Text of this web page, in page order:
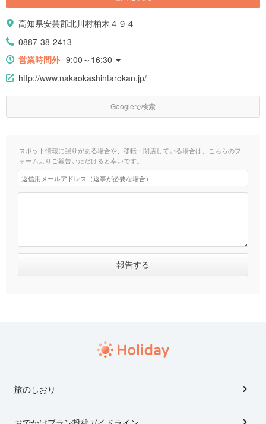
高知県安芸郡北川村柏木４９４
0887-38-2413
営業時間外 9:00～16:30
http://www.nakaokashintarokan.jp/
Googleで検索
スポット情報に誤りがある場合や、移転・閉店している場合は、こちらのフ
ォームよりご報告いただけると幸いです。
旅のしおり